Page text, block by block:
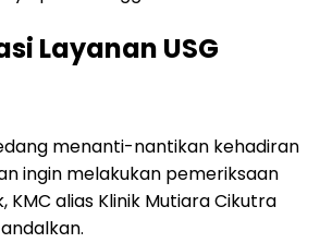
Layanan USG
menanti-nantikan kehadiran
ingin melakukan pemeriksaan
alias Klinik Mutiara Cikutra